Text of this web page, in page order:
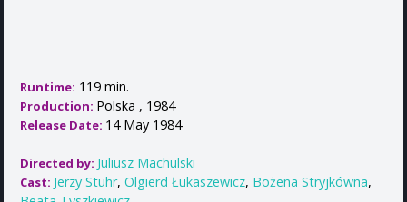
Runtime: 119 min.
Production: Polska , 1984
Release Date: 14 May 1984
Directed by: Juliusz Machulski
Cast: Jerzy Stuhr, Olgierd Łukaszewicz, Bożena Stryjkówna,